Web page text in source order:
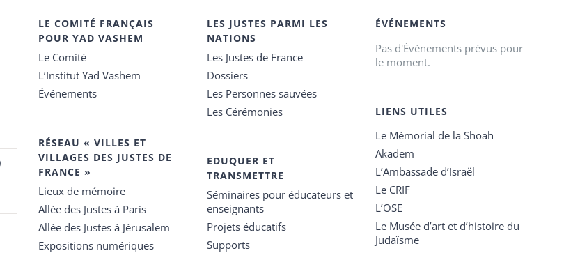
LE COMITÉ FRANÇAIS
POUR YAD VASHEM
Le Comité
L’Institut Yad Vashem
Événements
RÉSEAU « VILLES ET
VILLAGES DES JUSTES DE
FRANCE »
Lieux de mémoire
Allée des Justes à Paris
Allée des Justes à Jérusalem
Expositions numériques
LES JUSTES PARMI LES
NATIONS
Les Justes de France
Dossiers
Les Personnes sauvées
Les Cérémonies
EDUQUER ET
TRANSMETTRE
Séminaires pour éducateurs et
enseignants
Projets éducatifs
Supports
ÉVÉNEMENTS
Pas d'Évènements prévus pour
le moment.
LIENS UTILES
Le Mémorial de la Shoah
Akadem
L’Ambassade d’Israël
Le CRIF
L’OSE
Le Musée d’art et d’histoire du
Judaïsme